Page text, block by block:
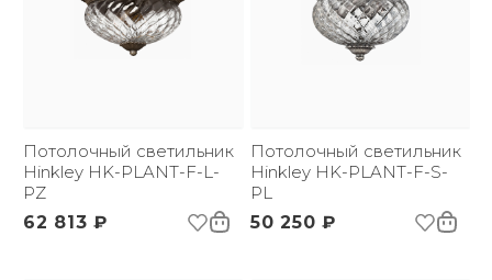
Потолочный светильник
Hinkley HK-PLANT-F-L-
PZ
62 813 ₽
Потолочный светильник
Hinkley HK-PLANT-F-S-
PL
50 250 ₽